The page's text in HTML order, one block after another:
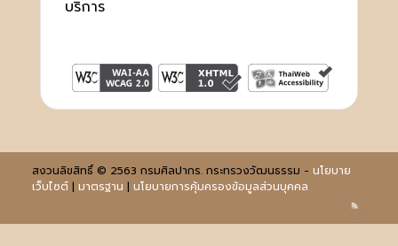
บริการ
สงวนลิขสิทธิ์ © 2563 กรมศิลปากร. กระทรวงวัฒนธรรม - นโยบาย
เว็บไซต์| มาตรฐาน | นโยบายการคุ้มครองข้อมูลส่วนบุคคล